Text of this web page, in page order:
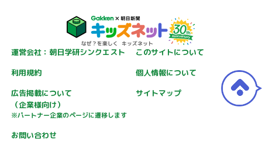
運営会社：朝日学研シンクエスト
このサイトについて
利用規約
個人情報について
広告掲載について
（企業様向け）
※パートナー企業のページに遷移します
サイトマップ
お問い合わせ